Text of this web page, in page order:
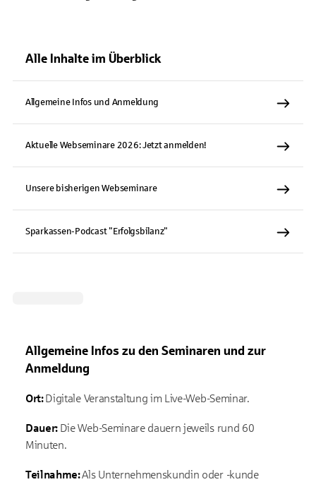
Alle Inhalte im Überblick
Allgemeine Infos und Anmeldung
Aktuelle Webseminare 2026: Jetzt anmelden!
Unsere bisherigen Webseminare
Sparkassen-Podcast "Erfolgsbilanz"
Allgemeine Infos zu den Seminaren und zur
Anmeldung
Ort:Digitale Veranstaltung im Live-Web-Seminar.
Dauer: Die Web-Seminare dauern jeweils rund 60
Minuten.
Teilnahme:Als Unternehmenskundin oder -kunde